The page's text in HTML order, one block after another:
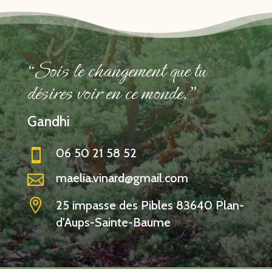
“Sois le changement que tu
désires voir en ce monde."
Gandhi
 06 50 21 58 52
 maelia.vinard@gmail.com

25 impasse des Pibles 83640 Plan-
d'Aups-Sainte-Baume